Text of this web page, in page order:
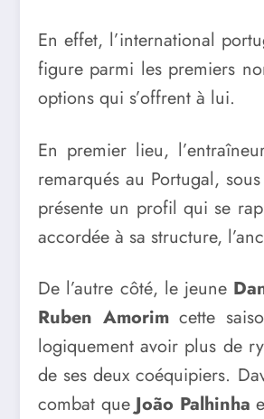
En effet, l’international
figure parmi les premiers
options qui s’offrent à lui.
En premier lieu,
remarqués au Portugal,
présente un profil qui se
accordée à sa structure,
De l’autre côté, le jeune
Ruben Amorimcette
logiquement avoir plus de
de ses deux coéquipiers.
combat queJoão Palhinha